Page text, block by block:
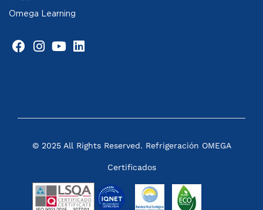
Omega Learning
© 2025 All Rights Reserved. Refrigeración OMEGA
Certificados